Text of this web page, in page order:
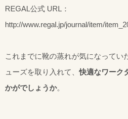
REGAL公式 URL：
http://www.regal.jp/journal/item/
これまでに靴の蒸れが気になってい
ューズを取り入れて、快適なワーク
かがでしょうか。